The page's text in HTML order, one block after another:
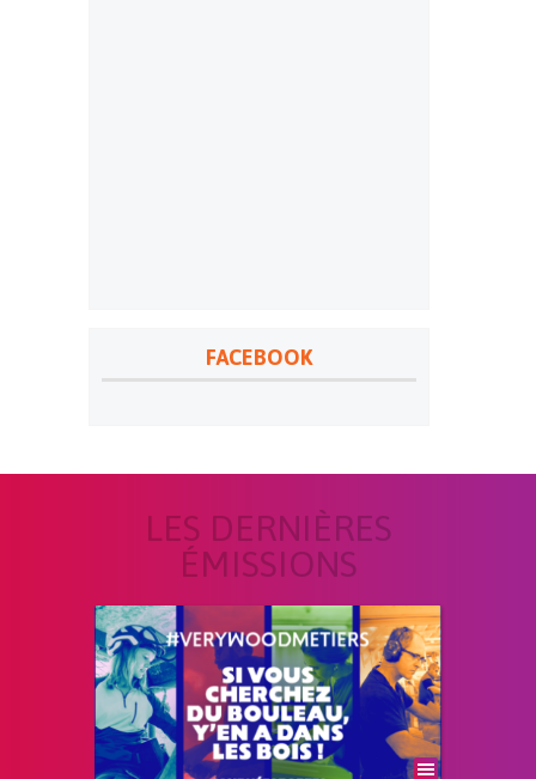
FACEBOOK
LES DERNIÈRES
ÉMISSIONS